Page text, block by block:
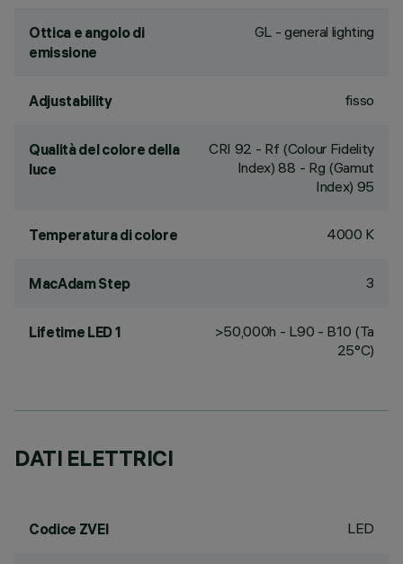
Ottica e angolo di
emissione
GL - general lighting
Adjustability fisso
Qualità del colore della
luce
CRI 92 - Rf (Colour Fidelity
Index) 88 - Rg (Gamut
Index) 95
Temperatura di colore 4000 K
MacAdam Step 3
Lifetime LED 1
>50,000h - L90 - B10 (Ta
25°C)
DATI ELETTRICI
Codice ZVEI LED